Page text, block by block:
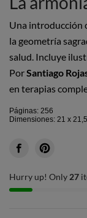
Una introducción
la geometría
salud. Incluye
PorSantiago
en terapias
Páginas: 256
Dimensiones: 21 x
Hurry up! Only 27